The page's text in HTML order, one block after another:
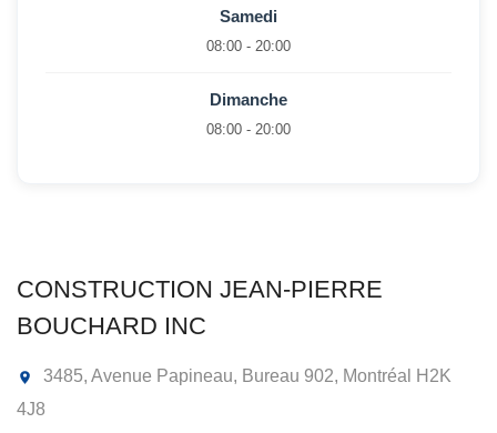
Samedi
08:00 - 20:00
Dimanche
08:00 - 20:00